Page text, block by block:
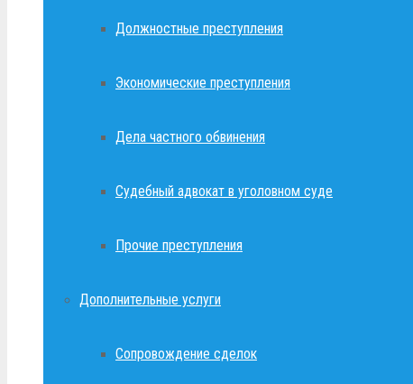
Должностные преступления
Экономические преступления
Дела частного обвинения
Судебный адвокат в уголовном суде
Прочие преступления
Дополнительные услуги
Сопровождение сделок